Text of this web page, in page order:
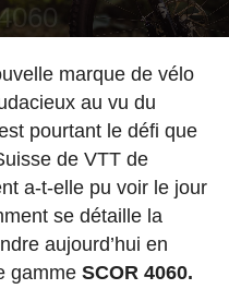
marque de vélo
au vu du
pourtant le défi que
de VTT de
a-t-elle pu voir le jour
se détaille la
aujourd’hui en
gamme SCOR 4060.